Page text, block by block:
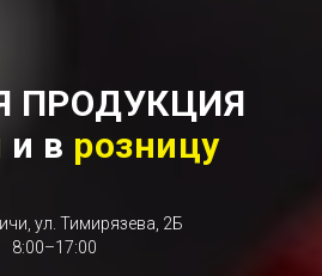
ПРОДУКЦИЯ
и в розницу
ул. Тимирязева, 2Б
8:00–17:00